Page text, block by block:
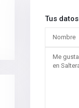
Tus datos